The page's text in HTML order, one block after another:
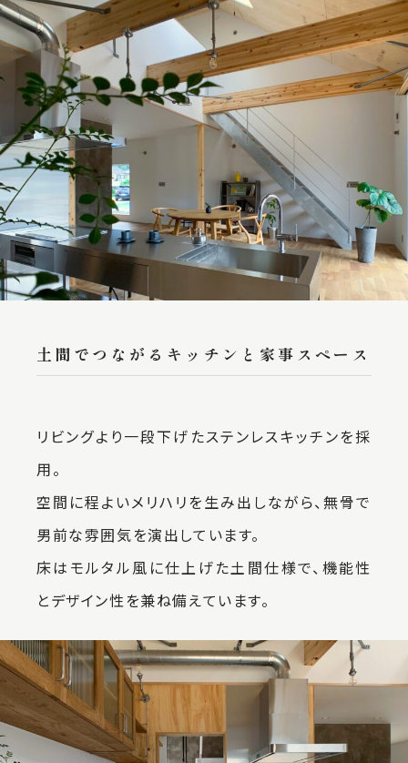
土間でつながるキッチンと家事スペース
リビングより一段下げたステンレスキッチンを採
用。
空間に程よいメリハリを生み出しながら、無骨で
男前な雰囲気を演出しています。
床はモルタル風に仕上げた土間仕様で、機能性
とデザイン性を兼ね備えています。